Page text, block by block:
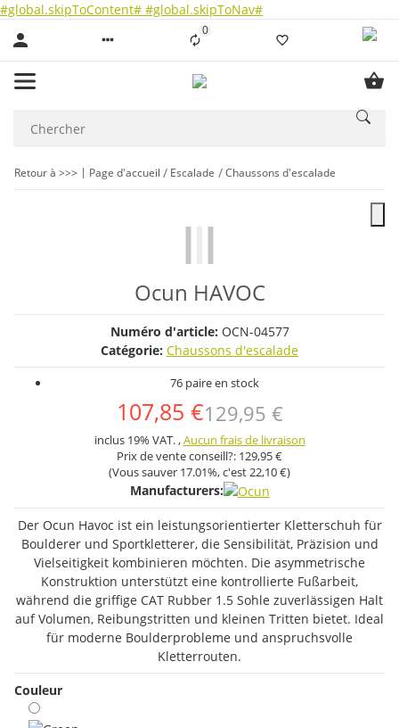
#global.skipToContent# #global.skipToNav#
0Liste ist leer
Retour à >>> Page d'accueil Escalade Chaussons d'escalade
Ocun HAVOC
Numéro d'article: OCN-04577
Catégorie: Chaussons d'escalade
76 paire en stock
107,85 €129,95 €
inclus 19% VAT. ,Aucun frais de livraison
Prix ​​de vente conseill?: 129,95 €
(Vous sauver 17.01%, c'est22,10 €)
Manufacturers:
Der Ocun Havoc ist ein leistungsorientierter Kletterschuh für
Boulderer und Sportkletterer, die Sensibilität, Präzision und
Vielseitigkeit kombinieren möchten. Die asymmetrische
Konstruktion unterstützt eine kontrollierte Fußarbeit,
während die griffige CAT Rubber 1.5 Sohle zuverlässigen Halt
auf Volumen, Reibungstritten und kleinen Tritten bietet. Ideal
für moderne Boulderprobleme und anspruchsvolle
Kletterrouten.
Couleur